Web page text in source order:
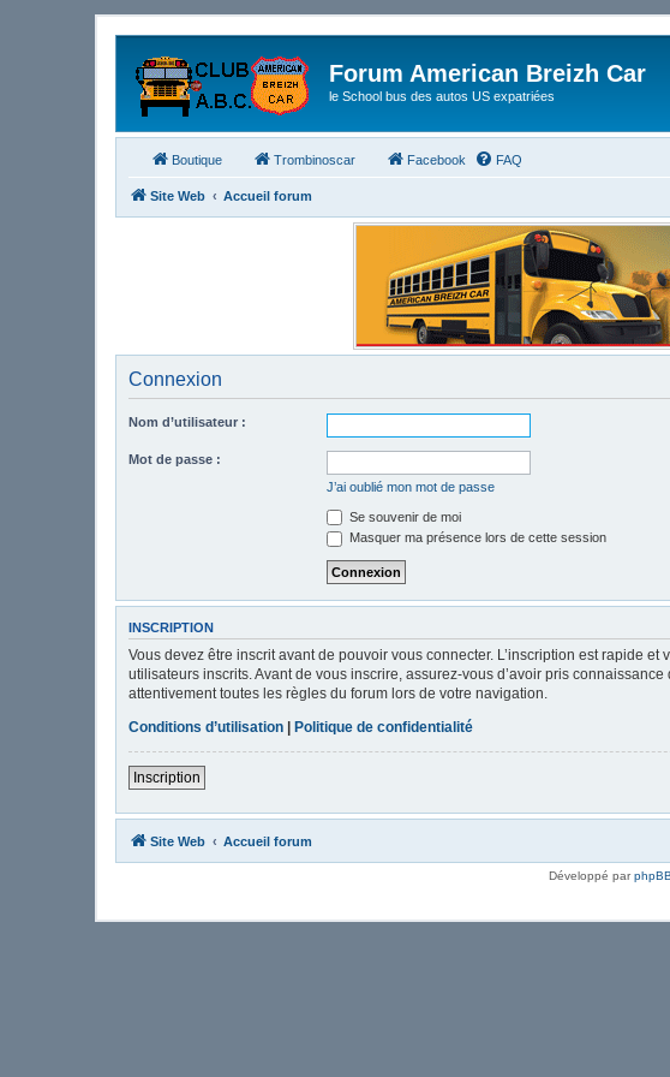
Forum American Breizh Car
le School bus des autos US expatriées
Boutique Trombinoscar Facebook FAQ
Site Web Accueil forum
Connexion
Nom d’utilisateur :
Mot de passe :
J’ai oublié mon mot de passe
Se souvenir de moi
Masquer ma présence lors de cette session
INSCRIPTION
Vous devez être inscrit avant de pouvoir vous connecter. L’inscription est rapide
utilisateurs inscrits. Avant de vous inscrire, assurez-vous d’avoir pris
attentivement toutes les règles du forum lors de votre navigation.
Conditions d’utilisation
Politique de confidentialité
Inscription
Site Web Accueil forum
Développé parphpBB